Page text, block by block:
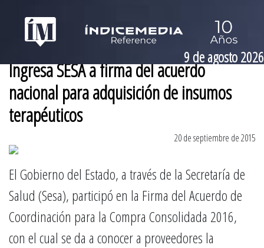
9 de agosto 2026
Ingresa SESA a firma del acuerdo
nacional para adquisición de insumos
terapéuticos
20 de septiembre de 2015
El Gobierno del Estado, a través de la Secretaría de
Salud (Sesa), participó en la Firma del Acuerdo de
Coordinación para la Compra Consolidada 2016,
con el cual se da a conocer a proveedores la